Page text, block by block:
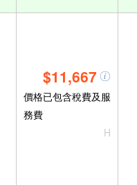
$11,667
價格已包含稅費及服
務費
H